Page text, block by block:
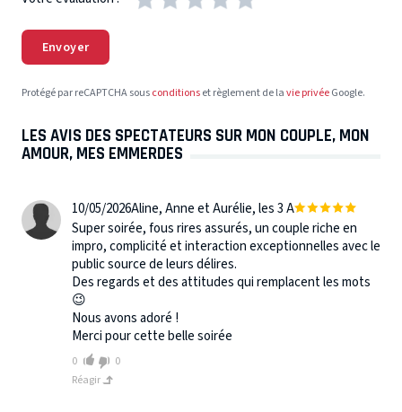
Envoyer
Protégé par reCAPTCHA sousconditionset règlement de lavie privéeGoogle.
LES AVIS DES SPECTATEURS SUR MON COUPLE, MON
AMOUR, MES EMMERDES
10/05/2026Aline, Anne et Aurélie, les 3 A
Super soirée, fous rires assurés, un couple riche en
impro, complicité et interaction exceptionnelles avec le
public source de leurs délires.
Des regards et des attitudes qui remplacent les mots
😉
Nous avons adoré !
Merci pour cette belle soirée
0
0
Réagir